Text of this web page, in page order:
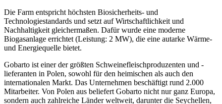
Die Farm entspricht höchsten Biosicherheits- und
Technologiestandards und setzt auf Wirtschaftlichkeit und
Nachhaltigkeit gleichermaßen. Dafür wurde eine moderne
Biogasanlage errichtet (Leistung: 2 MW), die eine autarke Wärme-
und Energiequelle bietet.
Gobarto ist einer der größten Schweinefleischproduzenten und -
lieferanten in Polen, sowohl für den heimischen als auch den
internationalen Markt. Das Unternehmen beschäftigt rund 2.000
Mitarbeiter. Von Polen aus beliefert Gobarto nicht nur ganz Europa,
sondern auch zahlreiche Länder weltweit, darunter die Seychellen,